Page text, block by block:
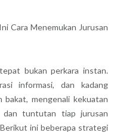
Cara Menemukan Jurusan
bukan perkara instan.
informasi, dan kadang
bakat, mengenali kekuatan
dan tuntutan tiap jurusan
ini beberapa strategi